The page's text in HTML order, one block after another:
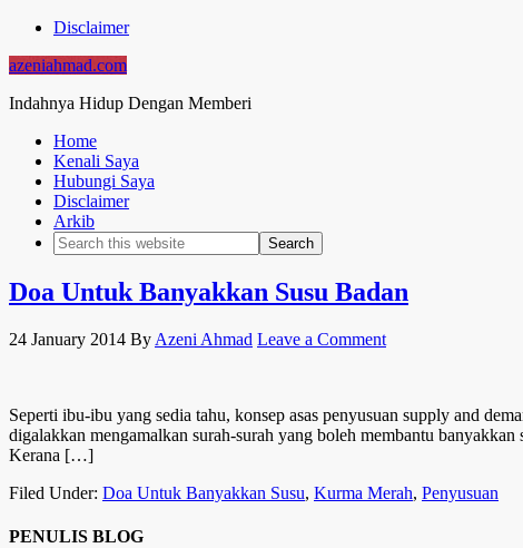
Disclaimer
azeniahmad.com
Indahnya Hidup Dengan Memberi
Home
Kenali Saya
Hubungi Saya
Disclaimer
Arkib
Doa Untuk Banyakkan Susu Badan
24 January 2014 By Azeni Ahmad Leave a Comment
Seperti ibu-ibu yang sedia tahu, konsep asas penyusuan supply and
digalakkan mengamalkan surah-surah yang boleh membantu
Kerana […]
Filed Under: Doa Untuk Banyakkan Susu, Kurma Merah, Penyusuan
PENULIS BLOG